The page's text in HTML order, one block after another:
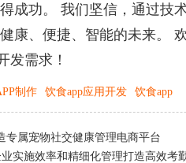
成功。 我们坚信，通过技
康、便捷、智能的未来。
发需求！
制作 饮食app应用开发 饮食app
专属宠物社交健康管理电商平台
实施效率和精细化管理打造高效考